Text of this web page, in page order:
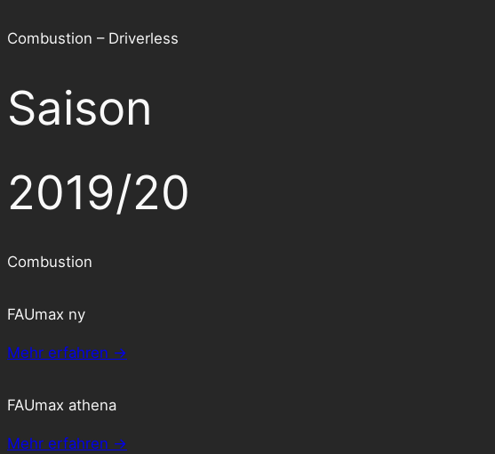
Combustion – Driverless
Saison
2019/20
Combustion
FAUmax ny
Mehr erfahren →
FAUmax athena
Mehr erfahren →